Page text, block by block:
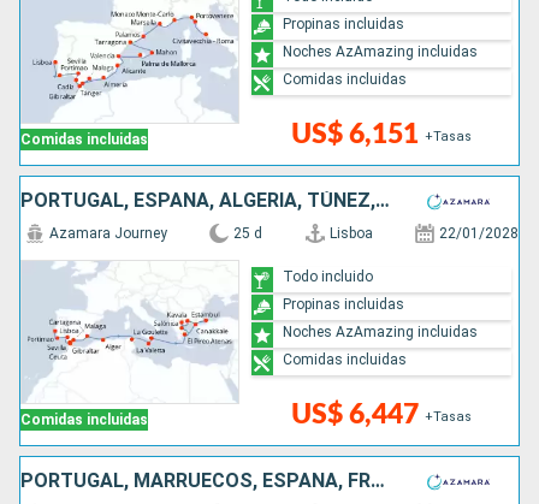
Comidas incluidas US$ 6,151 +Tasas
Propinas incluidas
Noches AzAmazing incluidas
Comidas incluidas
PORTUGAL, ESPAÑA, ALGERIA, TÚNEZ, MALTA, ITALIA, TURQUÍA, GRECIA
Comidas incluidas
Azamara Journey 25 d Lisboa 22/01/2028
US$ 6,447 +Tasas
Todo incluido
Propinas incluidas
Noches AzAmazing incluidas
Comidas incluidas
PORTUGAL, MARRUECOS, ESPAÑA, FRANCIA, MONACO, ITALIA, ESLOVENIA, CROACIA, MONTENEGRO, GRECIA